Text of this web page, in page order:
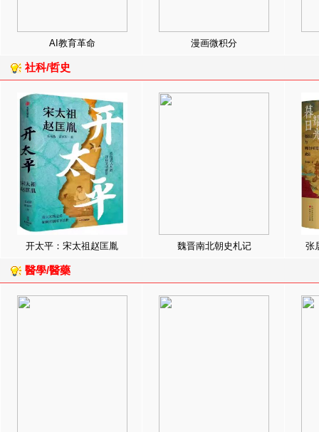
AI教育革命 漫画微积分
社科/哲史
开太平：宋太祖赵匡胤 魏晋南北朝史札记 张
醫學/醫藥